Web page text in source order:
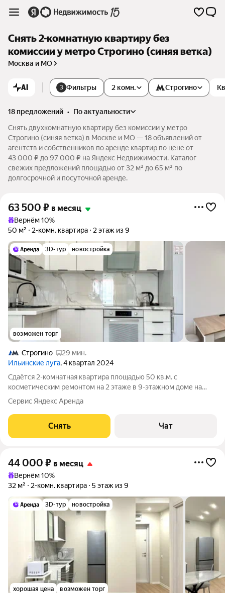
Снять 2-комнатную квартиру без
комиссии у метро Строгино (синяя ветка)
Москва и МО
AI 3 Фильтры 2 комн. Строгино
18 предложений •
по актуальности
Снять двухкомнатную квартиру без комиссии у метро
Строгино (синяя ветка) в Москве и МО — 18 объявлений от
агентств и собственников по аренде квартир по цене от
43 000 ₽ до 97 000 ₽ на Яндекс Недвижимости. Каталог
свежих предложений площадью от 32 м² до 65 м² по
долгосрочной и посуточной аренде.
63 500 ₽ в месяц
Вернём 10%
50 м²
2-комн. квартира 2 этаж из 9
3D-тур новостройка
возможен торг
Строгино
29 мин.
Ильинские луга, 4 квартал 2024
Сдаётся 2-комнатная квартира площадью 50 кв.м. с
косметическим ремонтом на 2 этаже в 9-этажном доме на
срок от 11 месяцев. Из техники есть: Телевизор Духовой шкаф
Стиральная машина Холодильник Посудомоечная машина
Кондиционер Микроволновка Дом
Сервис Яндекс Аренда
Снять Чат
44 000 ₽ в месяц
Вернём 10%
32 м²
2-комн. квартира 5 этаж из 9
3D-тур новостройка
хорошая цена возможен торг